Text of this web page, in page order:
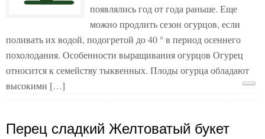
появлялись год от года раньше. Еще
можно продлить сезон огурцов, если
поливать их водой, подогретой до 40 ° в период осеннего
похолодания. Особенности выращивания огурцов Огурец
относится к семейству тыквенных. Плоды огурца обладают
высокими […]
Перец сладкий Желтоватый букет